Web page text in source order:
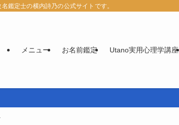
鑑定士の横内詩乃の公式サイトです。
メニュー お名前鑑定 Utano実用心理学講座